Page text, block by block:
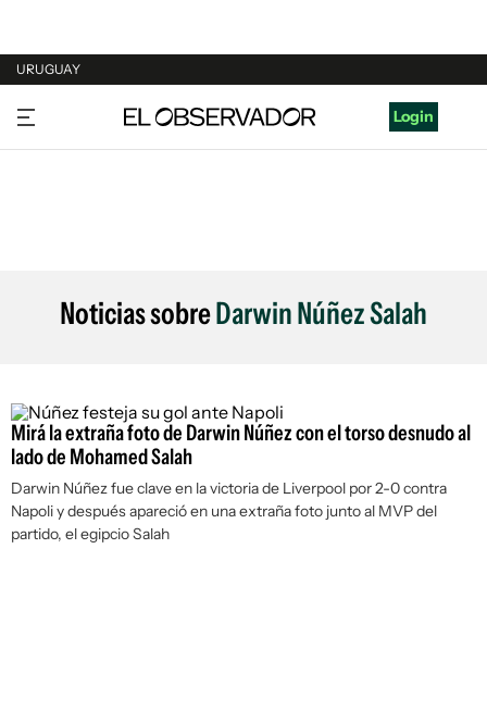
URUGUAY
URUGUAY
ARGENTINA
Login
Noticias sobreDarwin Núñez Salah
Mirá la extraña foto de Darwin Núñez con el torso desnudo al
lado de Mohamed Salah
Darwin Núñez fue clave en la victoria de Liverpool por 2-0 contra
Napoli y después apareció en una extraña foto junto al MVP del
partido, el egipcio Salah